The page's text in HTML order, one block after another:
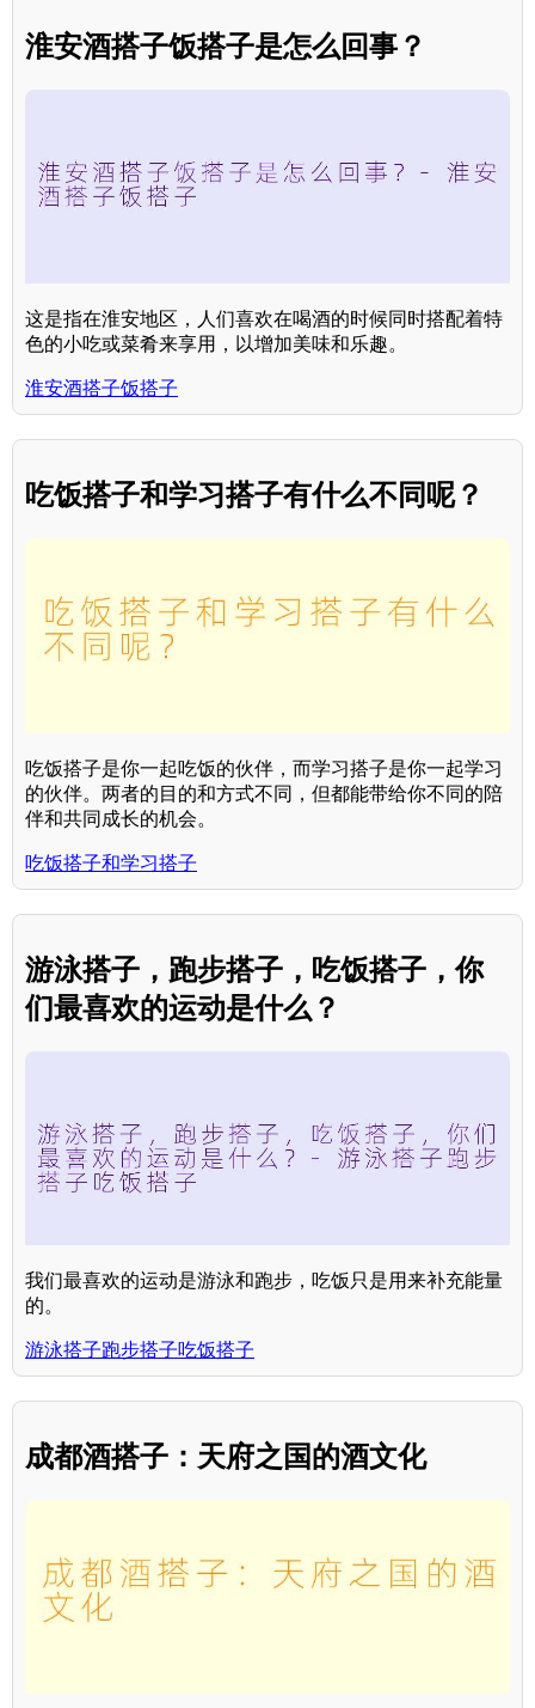
淮安酒搭子饭搭子是怎么回事？
这是指在淮安地区，人们喜欢在喝酒的时候同时搭配着特
色的小吃或菜肴来享用，以增加美味和乐趣。
淮安酒搭子饭搭子
吃饭搭子和学习搭子有什么不同呢？
吃饭搭子是你一起吃饭的伙伴，而学习搭子是你一起学习
的伙伴。两者的目的和方式不同，但都能带给你不同的陪
伴和共同成长的机会。
吃饭搭子和学习搭子
游泳搭子，跑步搭子，吃饭搭子，你
们最喜欢的运动是什么？
我们最喜欢的运动是游泳和跑步，吃饭只是用来补充能量
的。
游泳搭子跑步搭子吃饭搭子
成都酒搭子：天府之国的酒文化